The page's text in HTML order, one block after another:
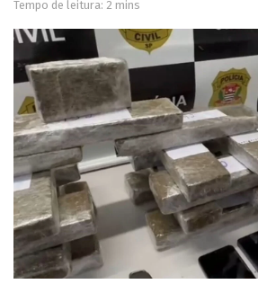
Tempo de leitura: 2 mins